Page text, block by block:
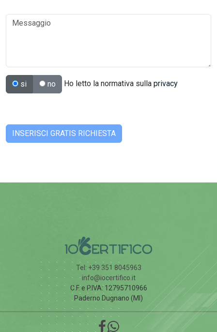
si no Ho letto la normativa sulla privacy
Tel: +39 351 8045963
info@iocertifico.it
C.F. e P.IVA: 12795710966
Paderno Dugnano (MI)